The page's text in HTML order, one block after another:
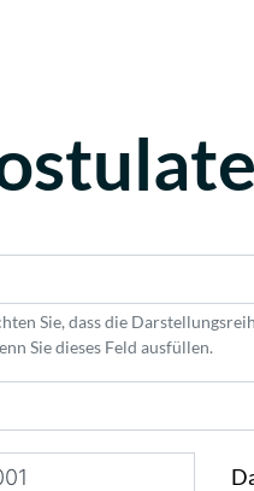
Sie, dass die
Sie dieses Feld ausfüllen.